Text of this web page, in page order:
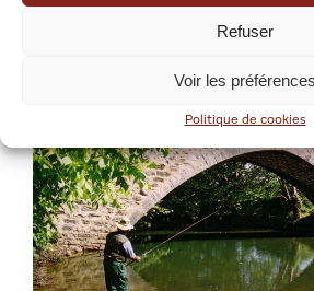
Refuser
Voir les préférences
Politique de cookies